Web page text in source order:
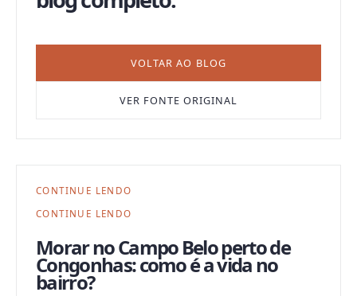
VOLTAR AO BLOG
VER FONTE ORIGINAL
CONTINUE LENDO
CONTINUE LENDO
Morar no Campo Belo perto de
Congonhas: como é a vida no
bairro?